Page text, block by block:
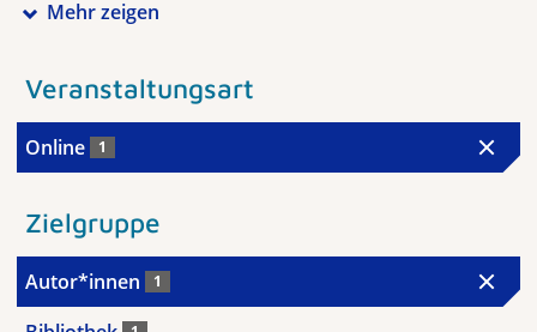
Mehr zeigen
Veranstaltungsart
Online 1
Zielgruppe
Autor*innen 1